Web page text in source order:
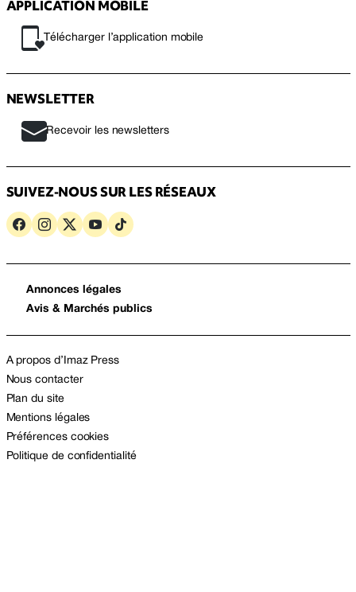
APPLICATION MOBILE
Télécharger l’application mobile
NEWSLETTER
Recevoir les newsletters
SUIVEZ-NOUS SUR LES RÉSEAUX
Annonces légales
Avis & Marchés publics
A propos d’Imaz Press
Nous contacter
Plan du site
Mentions légales
Préférences cookies
Politique de confidentialité